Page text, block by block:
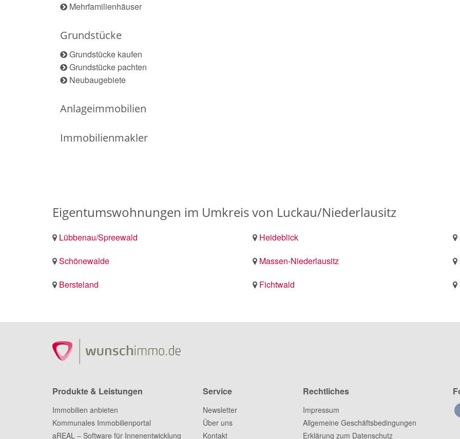
Mehrfamilienhäuser
Grundstücke
Grundstücke kaufen
Grundstücke pachten
Neubaugebiete
Anlageimmobilien
Immobilienmakler
Eigentumswohnungen im Umkreis von Luckau/Niederlausitz
Lübbenau/Spreewald Heideblick
Schönewalde
Massen-Niederlausitz
Bersteland
Fichtwald
Produkte & Leistungen
Immobilien anbieten
Kommunales Immobilienportal
aREAL – Software für Innenentwicklung
Service
Newsletter
Über uns
Kontakt
Rechtliches
Impressum
Allgemeine Geschäftsbedingungen
Erklärung zum Datenschutz